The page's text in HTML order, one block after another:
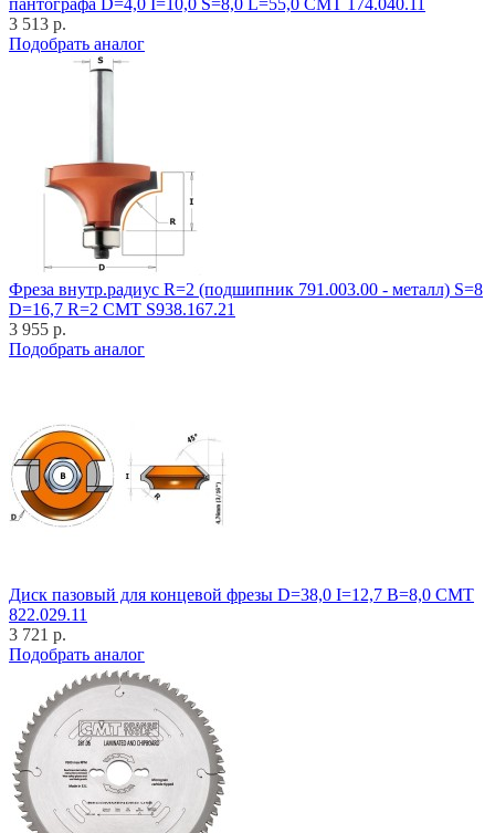
пантографа D=4,0 I=10,0 S=8,0 L=55,0 CMT 174.040.11
3 513 р.
Подобрать аналог
Фреза внутр.радиус R=2 (подшипник 791.003.00 - металл) S=8
D=16,7 R=2 CMT S938.167.21
3 955 р.
Подобрать аналог
Диск пазовый для концевой фрезы D=38,0 I=12,7 B=8,0 CMT
822.029.11
3 721 р.
Подобрать аналог